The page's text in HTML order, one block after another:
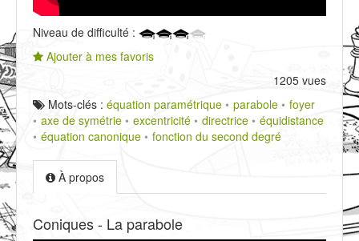
Niveau de difficulté :
Ajouter à mes favoris
1205 vues
Mots-clés : équation paramétrique parabole
foyer
axe de symétrie
excentricité directrice
équidistance
équation canonique
fonction du second degré
À propos
Coniques - La parabole